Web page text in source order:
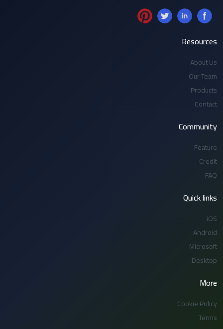
Resources
About Us
Our Team
Products
Contact
Community
Feature
Credit
FAQ
Quick links
iOS
Android
Microsoft
Desktop
More
Cookie Policy
Terms